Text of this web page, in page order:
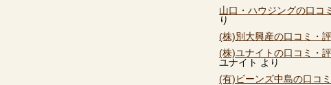
山口・ハウジングの口コ
り
(株)別大興産の口コミ・
(株)ユナイトの口コミ・
ユナイト より
(有)ビーンズ中島の口コ